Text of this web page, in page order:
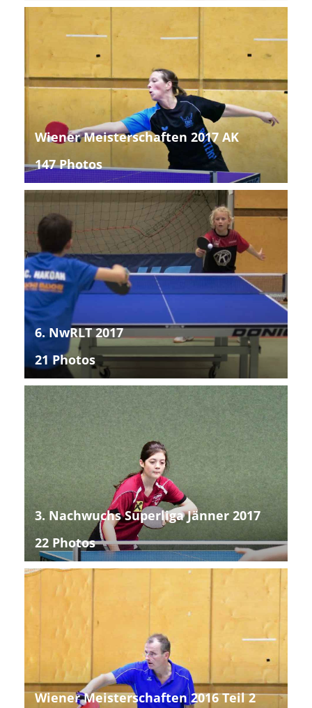
Wiener Meisterschaften 2017 AK
147 Photos
6. NwRLT 2017
21 Photos
3. Nachwuchs Superliga Jänner 2017
22 Photos
Wiener Meisterschaften 2016 Teil 2